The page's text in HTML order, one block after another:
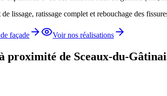
lissage, ratissage complet et rebouchage des
façade Voir nos réalisations
proximité de Sceaux-du-